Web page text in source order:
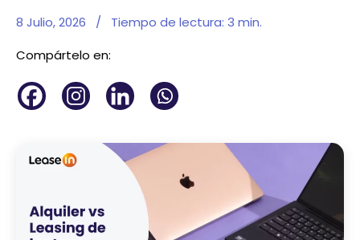
8 Julio, 2026 / Tiempo de lectura: 3 min.
Compártelo en: